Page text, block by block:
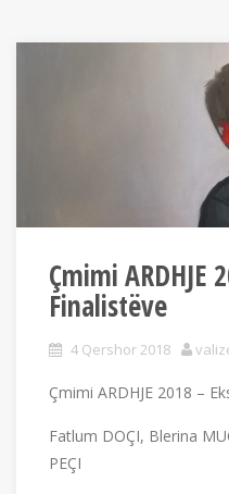
Çmimi ARDHJE
Finalistëve
4 Qershor 2018
Çmimi ARDHJE 2018 –
Fatlum DOÇI, Blerina
PEÇI